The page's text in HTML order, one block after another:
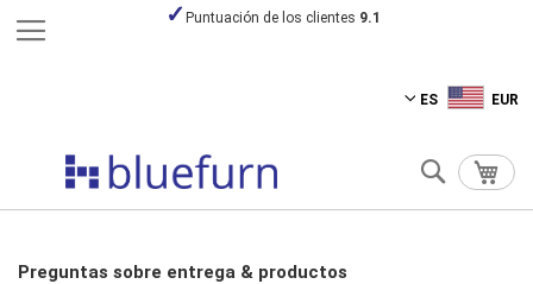
Paga de forma segura
ES EUR
Mi
Buscar
Preguntas sobre entrega & productos